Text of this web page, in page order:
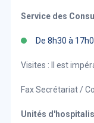
Service des
De 8h30 à
Visites : Il est
Fax Secrétariat /
Unités